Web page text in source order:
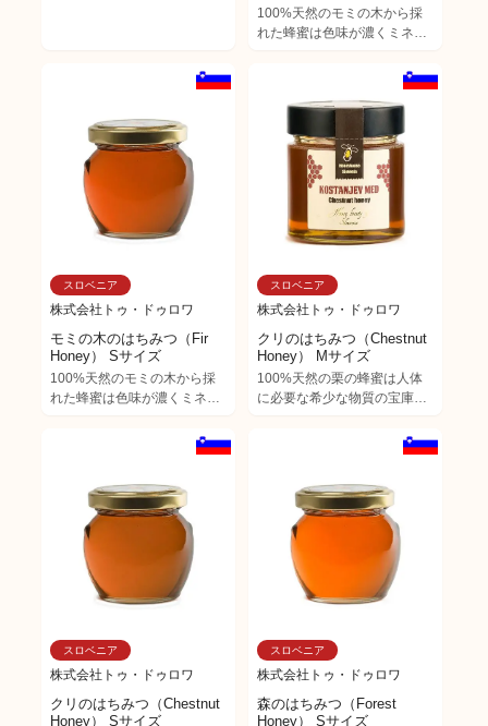
のままのせて楽しむと、ワッ
っと染み込んでいき、贅沢な
ハニートーストに。 また、ヨ
ーグルトやアイスクリームの
トッピングとして、あるいは
そのままプレミアムなおやつ
としてお召し上がりいただく
のもおすすめです。蜜蝋・花
チ由来の成分が残る「まるご
と蜂蜜体験」を求める方にも
ぴったりです。
トのような香りが特徴。 強い
が非常に豊富で腸内環境を整
えます。香ばしい黒蜜やメー
プルシロップのようなコクが
あり、ユニークな味わいで
100%天然のモミの木から採
れた蜂蜜は色味が濃くミネラ
は料理の材料に使うことでも
人気があり咳や気管支炎など
様々な肺疾患にも効くとさ
れ、親しまれています。 紅茶
を始めとする特に温かい飲み
物や料理の際のソース、 そし
て焼き菓子やケーキなどとも
相性が良くお菓子作りにもオ
ススメです。
スロベニア
株式会社トゥ・ドゥロワ
モミの木のはちみつ（Fir
Honey） Sサイズ
100%天然のモミの木から採
れた蜂蜜は色味が濃くミネラ
は料理の材料に使うことでも
人気があり咳や気管支炎など
れ、親しまれています。 紅茶
を始めとする特に温かい飲み
物や料理の際のソース、 そし
て焼き菓子やケーキなどとも
相性が良くお菓子作りにもオ
ススメです。
スロベニア
株式会社トゥ・ドゥロワ
クリのはちみつ（Chestnut
Honey） Mサイズ
100%天然の栗の蜂蜜は人体
に必要な希少な物質の宝庫。
色味が濃くミネラルが豊富
で、独特の香りは料理やケー
ります。 また、胃腸や肝臓だ
けでなく、不眠症にも効くと
してスロヴェニアでは親しま
れています。 ジンジャーブレ
ッドやロールパン、焼き菓子
やケーキなどのお菓子作りに
スロベニア
株式会社トゥ・ドゥロワ
クリのはちみつ（Chestnut
Honey） Sサイズ
スロベニア
株式会社トゥ・ドゥロワ
森のはちみつ（Forest
Honey） Sサイズ